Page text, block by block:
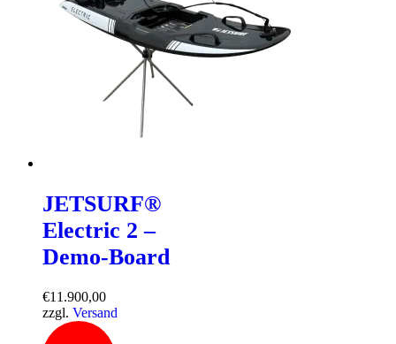
JETSURF®
Electric 2 –
Demo-Board
€11.900,00
zzgl. Versand